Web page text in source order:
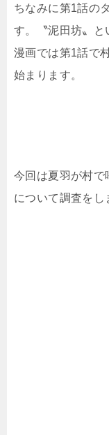
ちなみに第1話の
す。〝泥田坊〟と
漫画では第1話で
始まります。
今回は夏羽が村で
について調査をし